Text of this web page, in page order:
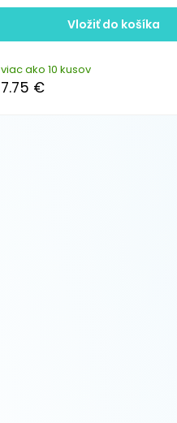
viac ako 10 kusov
7.75 €
Vložiť do košíka